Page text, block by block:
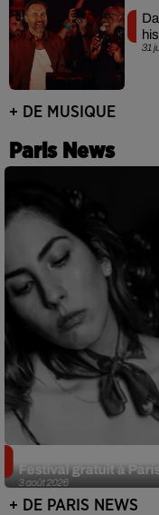
31
+ DE MUSIQUE
Paris News
3 août 2026
Festival gratuit à Paris
+ DE PARIS NEWS